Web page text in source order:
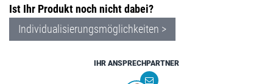
Ist Ihr Produkt noch nicht dabei?
Individualisierungsmöglichkeiten >
IHR ANSPRECHPARTNER